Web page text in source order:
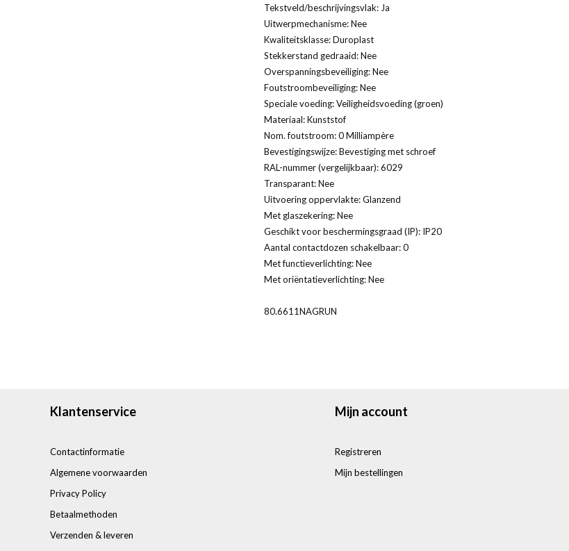
Tekstveld/beschrijvingsvlak: Ja
Uitwerpmechanisme: Nee
Kwaliteitsklasse: Duroplast
Stekkerstand gedraaid: Nee
Overspanningsbeveiliging: Nee
Foutstroombeveiliging: Nee
Speciale voeding: Veiligheidsvoeding (groen)
Materiaal: Kunststof
Nom. foutstroom: 0 Milliampère
Bevestigingswijze: Bevestiging met schroef
RAL-nummer (vergelijkbaar): 6029
Transparant: Nee
Uitvoering oppervlakte: Glanzend
Met glaszekering: Nee
Geschikt voor beschermingsgraad (IP): IP20
Aantal contactdozen schakelbaar: 0
Met functieverlichting: Nee
Met oriëntatieverlichting: Nee
80.6611NAGRUN
Klantenservice
Contactinformatie
Algemene voorwaarden
Privacy Policy
Betaalmethoden
Verzenden & leveren
Mijn account
Registreren
Mijn bestellingen